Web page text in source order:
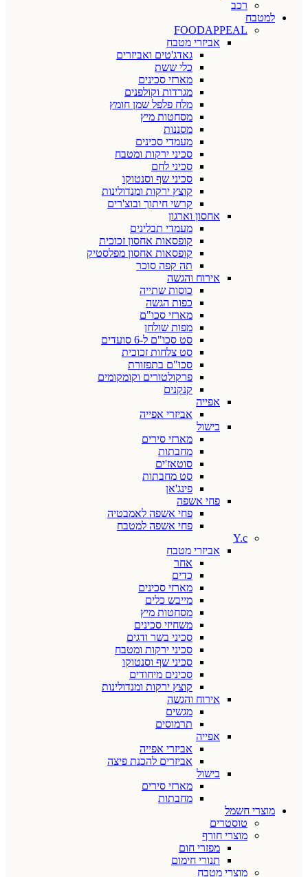
רכב
למטבח
FOODAPPEAL
אביזרי מטבח
גאדג'טים ואביזרים
כלי ששת
מארזי סכינים
מגרדות וקולפנים
מלח פלפל שמן חומץ
מסחטות מיץ
מסננות
מעמדי סכינים
סכיני ירקות ומטבח
סכיני לחם
סכיני שף וסנטוקו
קוצץ ירקות ומנדולינות
קרשי חיתוך ובוצ'רים
אחסון וארגון
מעמדי תבלינים
קופסאות אחסון זכוכית
קופסאות אחסון מפלסטיק
תה קפה סוכר
אירוח והגשה
כוסות שתייה
כפות הגשה
מארזי סכו"ם
מפות שולחן
סט סכו"ם ל-6 סועדים
סט צלחות זכוכית
סכו"ם בתפזורת
פרקולטורים וקומקומים
קנקנים
אפייה
אביזרי אפייה
בישול
מארזי סירים
מחבתות
סוטאז'ים
סט מחבתות
פינג'אן
פחי אשפה
פחי אשפה לאמבטיה
פחי אשפה למטבח
Y.c
אביזרי מטבח
אחר
כדים
מארזי סכינים
מייבש כלים
מסחטות מיץ
משחיזי סכינים
סכיני בשר ודגים
סכיני ירקות ומטבח
סכיני שף וסנטוקו
סכינים מיחודים
קוצץ ירקות ומנדולינות
אירוח והגשה
מגשים
תרמוסים
אפייה
אביזרי אפייה
אביזרים להכנת פיצה
בישול
מארזי סירים
מחבתות
מוצרי חשמל
טוסטרים
מוצרי חורף
מפזרי חום
תנורי חימום
מוצרי מטבח